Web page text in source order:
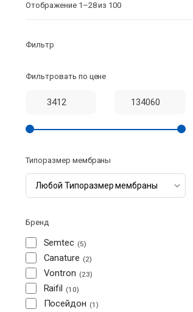
Отображение 1–28 из 100
Фильтр
Фильтровать по цене
Типоразмер мембраны
Бренд
Semtec 5
Canature 2
Vontron 23
Raifil 10
Посейдон 1